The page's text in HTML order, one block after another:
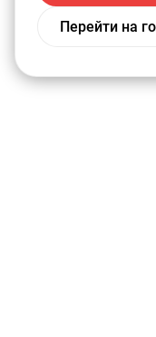
Перейти на